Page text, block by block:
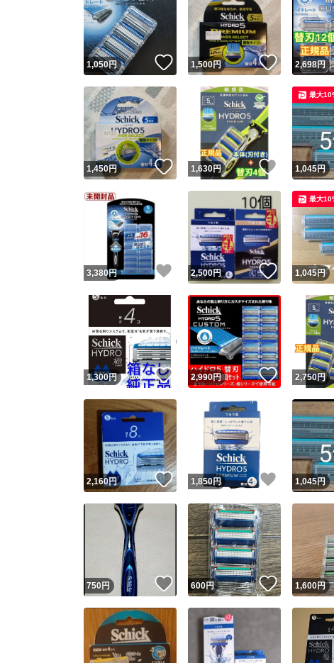
Yahoo!フリ
安心取引出品
安心取
取引実績
取引実績
商品
コピ
1,050円 いいね！
1,500円 いいね！
2,698円
1,450円 いいね！
1,630円 いいね！
1,045円
最大
3,380円 いいね！
2,500円 いいね！
1,045円
最大
1,300円 いいね！
2,990円 いいね！
2,750円
2,160円 いいね！
1,850円 いいね！
1,045円
750円 いいね！
600円 いいね！
1,600円